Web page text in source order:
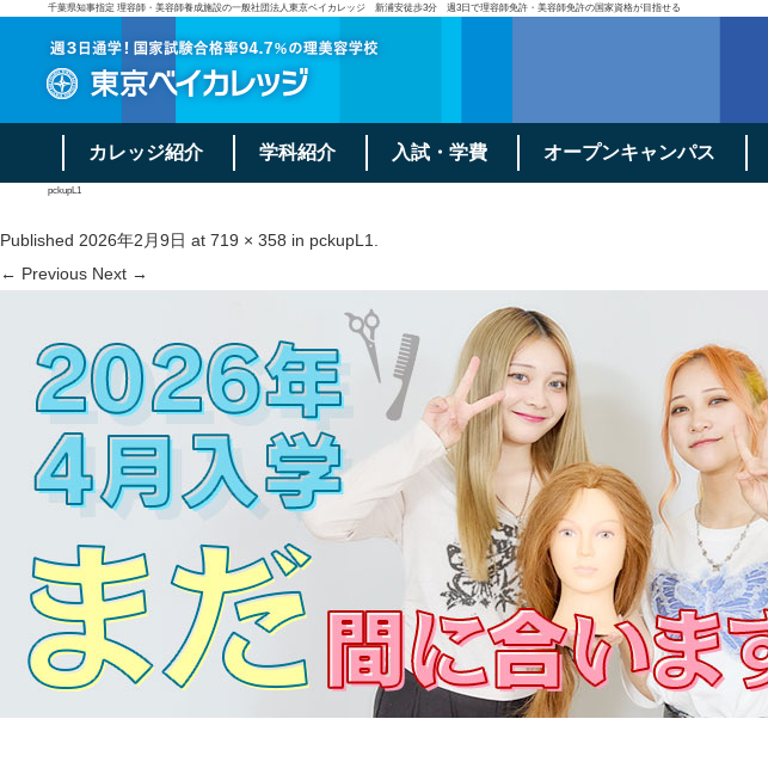
千葉県知事指定 理容師・美容師養成施設の一般社団法人東京ベイカレッジ 新浦安徒歩3分 週3日で理容師免許・美容師免許の国家資格が目指せる
カレッジ紹介 学科紹介 入試・学費 オープンキャンパス
pckupL1
Published 2026年2月9日 at 719 × 358 in pckupL1
← Previous Next →